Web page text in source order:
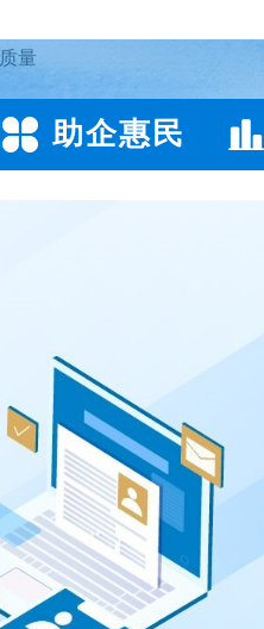
量
助企惠民